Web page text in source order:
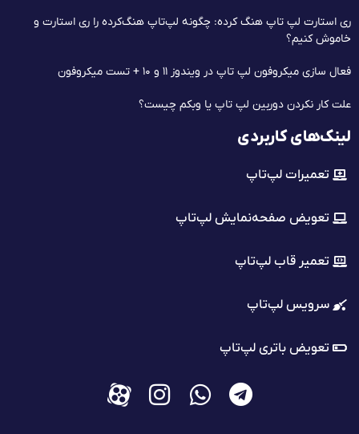
ری استارت لپ تاپ هنگ کرده: چگونه لپ‌تاپ هنگ‌کرده را ری استارت و
خاموش کنیم؟
فعال سازی میکروفون لپ تاپ در ویندوز ۱۱ و ۱۰ + تست میکروفون
علت کار نکردن دوربین لپ تاپ یا وبکم چیست؟
لینک‌های کاربردی
تعمیرات لپ‌تاپ
تعویض صفحه‌نمایش لپ‌تاپ
تعمیر قاب لپ‌تاپ
سرویس لپ‌تاپ
تعویض باتری لپ‌تاپ